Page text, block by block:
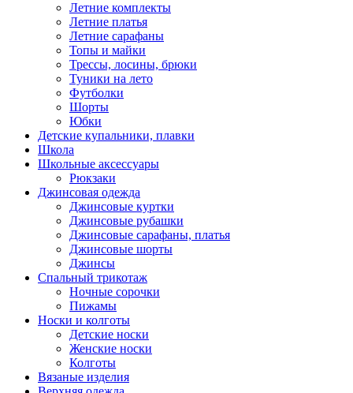
Летние комплекты
Летние платья
Летние сарафаны
Топы и майки
Трессы, лосины, брюки
Туники на лето
Футболки
Шорты
Юбки
Детские купальники, плавки
Школа
Школьные аксессуары
Рюкзаки
Джинсовая одежда
Джинсовые куртки
Джинсовые рубашки
Джинсовые сарафаны, платья
Джинсовые шорты
Джинсы
Спальный трикотаж
Ночные сорочки
Пижамы
Носки и колготы
Детские носки
Женские носки
Колготы
Вязаные изделия